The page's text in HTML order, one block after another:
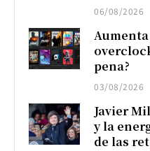
06/08/2026
pena?
03/08/2026
Javier
y la
de las